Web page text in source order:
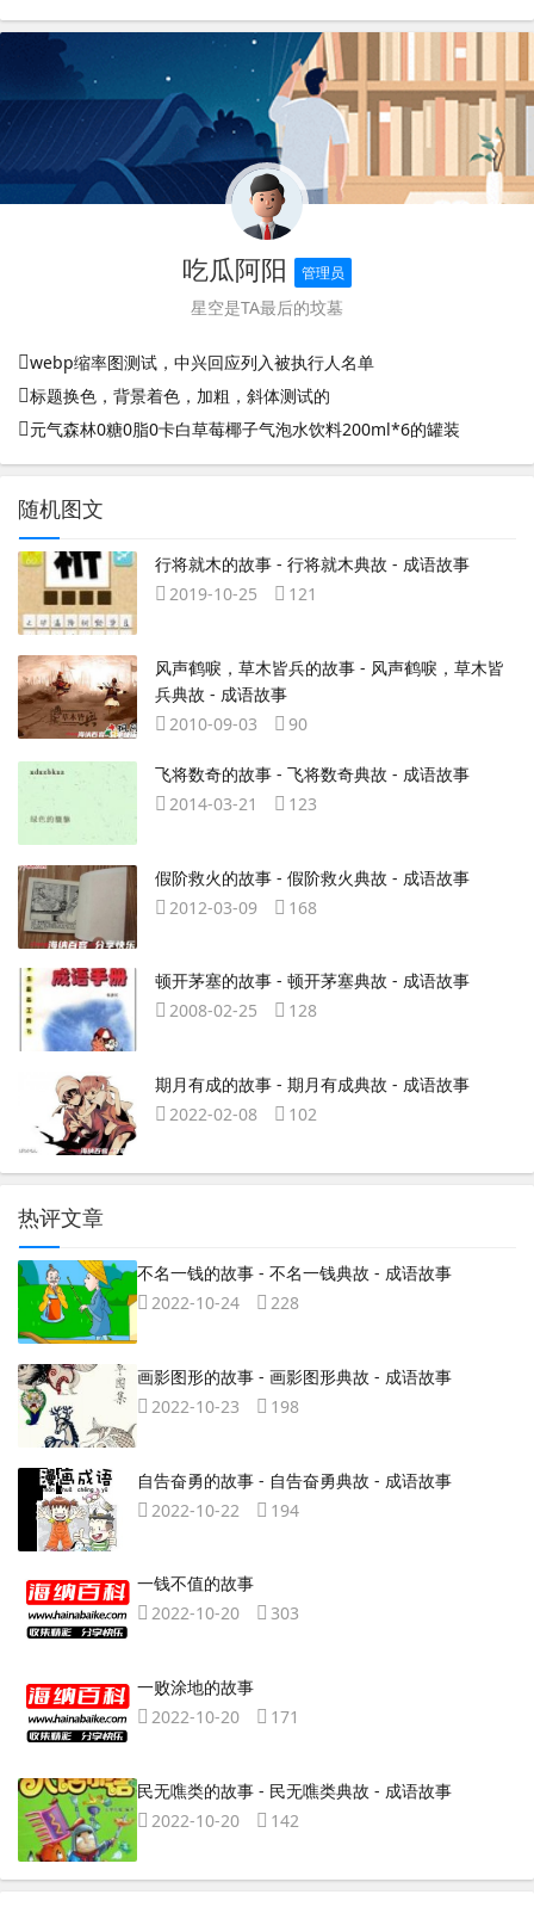
吃瓜阿阳 管理员
星空是TA最后的坟墓
webp缩率图测试，中兴回应列入被执行人名单
标题换色，背景着色，加粗，斜体测试的
元气森林0糖0脂0卡白草莓椰子气泡水饮料200ml*6的罐装
随机图文
行将就木的故事 - 行将就木典故 - 成语故事
2019-10-25
121
风声鹤唳，草木皆兵的故事 - 风声鹤唳，草木皆
兵典故 - 成语故事
2010-09-03
90
飞将数奇的故事 - 飞将数奇典故 - 成语故事
2014-03-21
123
假阶救火的故事 - 假阶救火典故 - 成语故事
2012-03-09
168
顿开茅塞的故事 - 顿开茅塞典故 - 成语故事
2008-02-25
128
期月有成的故事 - 期月有成典故 - 成语故事
2022-02-08
102
热评文章
不名一钱的故事 - 不名一钱典故 - 成语故事
2022-10-24
228
画影图形的故事 - 画影图形典故 - 成语故事
2022-10-23
198
自告奋勇的故事 - 自告奋勇典故 - 成语故事
2022-10-22
194
一钱不值的故事
2022-10-20
303
一败涂地的故事
2022-10-20
171
民无噍类的故事 - 民无噍类典故 - 成语故事
2022-10-20
142